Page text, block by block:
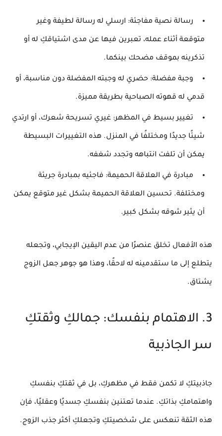
رسالة نصية مفاجئة: ارسلي له رسالة لطيفة وغير
متوقعة أثناء عمله، تعبرين فيها عن مدى اشتياقكِ له أو
تذكرينه بموقف مضحك بينكما.
وجبة مفضلة: حضري له وجبته المفضلة دون مناسبة، أو
قدمي له قهوته الصباحية بطريقة مميزة.
تغيير بسيط في المظهر: غيري تسريحة شعرك، أو ارتدي
شيئًا جديدًا ومختلفًا في المنزل. هذه التغييرات البسيطة
يمكن أن تلفت انتباهه وتجدد شغفه.
مبادرة في العلاقة الحميمة: فاجئيه بمبادرة جريئة
ومختلفة. تحسين العلاقة الحميمة بشكل غير متوقع يمكن
أن يثير شوقه بشكل كبير.
هذه الأفعال تخلق عنصرًا من عدم اليقين الإيجابي، وتجعله
يتطلع إلى ما ستقدمينه له لاحقًا، وهذا هو جوهرجعل الزوج
يشتاق.
3. الاهتمام بنفسك: جمالكِ وثقتكِ
سر الجاذبية
جاذبيتكِ لا تكمن فقط في مظهركِ، بل في ثقتكِ بنفسكِ
واهتمامكِ بذاتكِ. عندما تعتنين بنفسكِ جسديًا وعقليًا، فإن
هذه الثقة تنعكس على شخصيتكِ وتجعلكِ أكثرجذب الزوج.